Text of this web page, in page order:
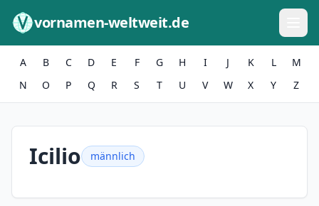
vornamen-weltweit.de
A B C D E F G H I J K L
M
N
O P Q R S T U V W X Y Z
Icilio männlich